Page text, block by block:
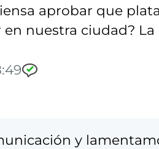
aprobar que
nuestra ciudad?
y